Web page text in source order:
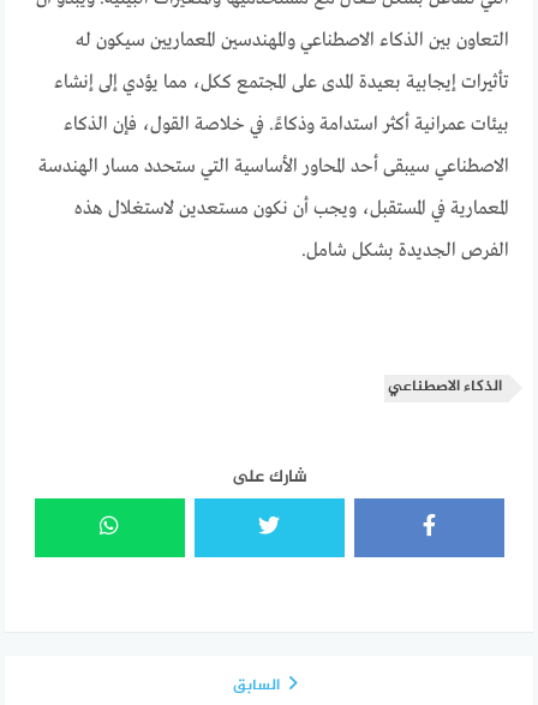
التعاون بين الذكاء الاصطناعي والمهندسين المعماريين سيكون له
تأثيرات إيجابية بعيدة المدى على المجتمع ككل، مما يؤدي إلى إنشاء
بيئات عمرانية أكثر استدامة وذكاءً. في خلاصة القول، فإن الذكاء
الاصطناعي سيبقى أحد المحاور الأساسية التي ستحدد مسار الهندسة
المعمارية في المستقبل، ويجب أن نكون مستعدين لاستغلال هذه
الفرص الجديدة بشكل شامل.
الذكاء الاصطناعي
شارك على
السابق